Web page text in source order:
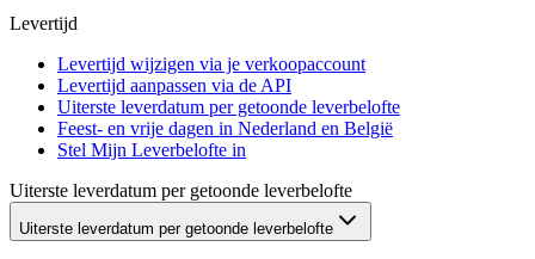
Levertijd
Levertijd wijzigen via je verkoopaccount
Levertijd aanpassen via de API
Uiterste leverdatum per getoonde leverbelofte
Feest- en vrije dagen in Nederland en België
Stel Mijn Leverbelofte in
Uiterste leverdatum per getoonde leverbelofte
Uiterste leverdatum per getoonde leverbelofte